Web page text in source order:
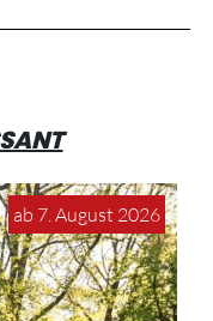
ab 7. August 2026